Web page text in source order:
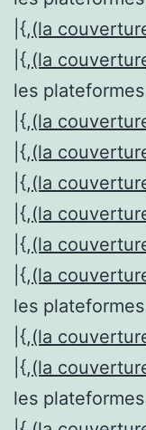
|{,(la
|{,(la
les
|{,(la
|{,(la
|{,(la
|{,(la
|{,(la
|{,(la
les
|{,(la
|{,(la
les